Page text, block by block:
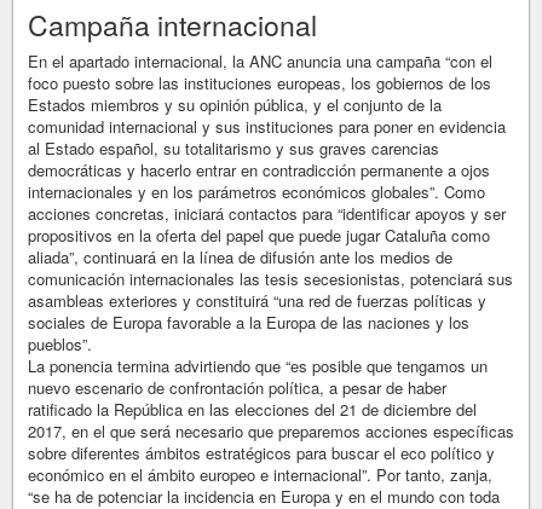
Campaña internacional
En el apartado internacional, la ANC anuncia una campaña “con el
foco puesto sobre las instituciones europeas, los gobiernos de los
Estados miembros y su opinión pública, y el conjunto de la
comunidad internacional y sus instituciones para poner en evidencia
al Estado español, su totalitarismo y sus graves carencias
democráticas y hacerlo entrar en contradicción permanente a ojos
internacionales y en los parámetros económicos globales”. Como
acciones concretas, iniciará contactos para “identificar apoyos y ser
propositivos en la oferta del papel que puede jugar Cataluña como
aliada”, continuará en la línea de difusión ante los medios de
comunicación internacionales las tesis secesionistas, potenciará sus
asambleas exteriores y constituirá “una red de fuerzas políticas y
sociales de Europa favorable a la Europa de las naciones y los
pueblos”.
La ponencia termina advirtiendo que “es posible que tengamos un
nuevo escenario de confrontación política, a pesar de haber
ratificado la República en las elecciones del 21 de diciembre del
2017, en el que será necesario que preparemos acciones específicas
sobre diferentes ámbitos estratégicos para buscar el eco político y
económico en el ámbito europeo e internacional”. Por tanto, zanja,
“se ha de potenciar la incidencia en Europa y en el mundo con toda